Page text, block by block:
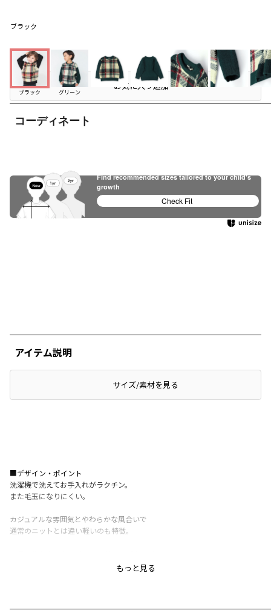
ブラック
ブラック グリーン
コーディネート
お気に入り追加
アイテム説明
サイズ/素材を見る
■デザイン・ポイント
洗濯機で洗えてお手入れがラクチン。
また毛玉になりにくい。
カジュアルな雰囲気とやわらかな風合いで
通常のニットとは違い軽いのも特徴。
トレーナー感覚で日常に取り入れやすい
少しゆとりのあるシルエットで
もっと見る
Find recommended sizes tailored to your child's
growth
Check Fit